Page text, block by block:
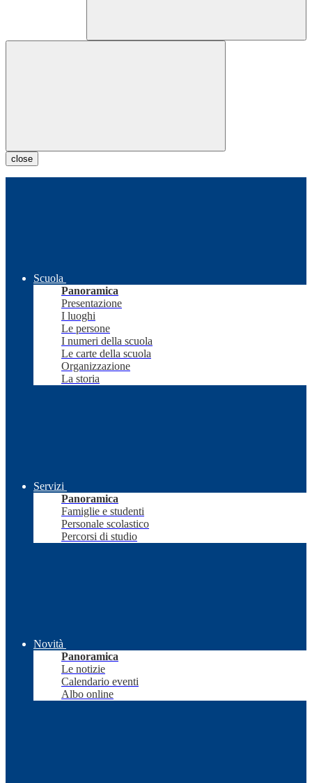
close
Scuola
Panoramica
Presentazione
I luoghi
Le persone
I numeri della scuola
Le carte della scuola
Organizzazione
La storia
Servizi
Panoramica
Famiglie e studenti
Personale scolastico
Percorsi di studio
Novità
Panoramica
Le notizie
Calendario eventi
Albo online